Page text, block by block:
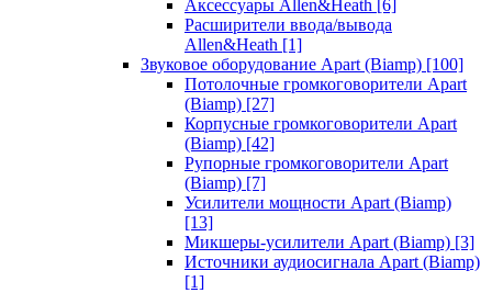
Аксессуары Allen&Heath [6]
Расширители ввода/вывода
Allen&Heath [1]
Звуковое оборудование Apart (Biamp) [100]
Потолочные громкоговорители Apart
(Biamp) [27]
Корпусные громкоговорители Apart
(Biamp) [42]
Рупорные громкоговорители Apart
(Biamp) [7]
Усилители мощности Apart (Biamp)
[13]
Микшеры-усилители Apart (Biamp) [3]
Источники аудиосигнала Apart (Biamp)
[1]